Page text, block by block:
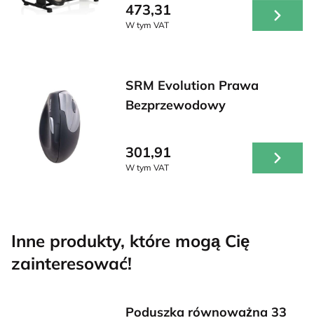
473,31
W tym VAT
SRM Evolution Prawa
Bezprzewodowy
301,91
W tym VAT
Inne produkty, które mogą Cię
zainteresować!
Poduszka równoważna 33